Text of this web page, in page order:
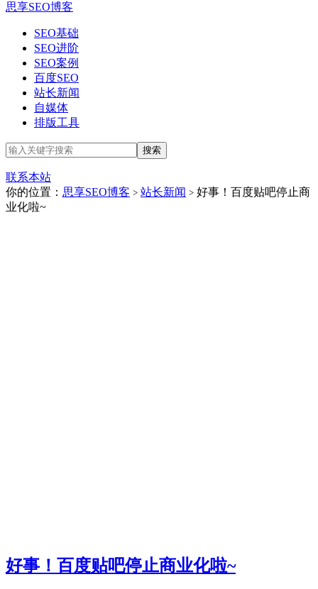
思享SEO博客
SEO基础
SEO进阶
SEO案例
百度SEO
站长新闻
自媒体
排版工具
联系本站
你的位置： 思享SEO博客 > 站长新闻 > 好事！百度贴吧停止商
业化啦~
好事！百度贴吧停止商业化啦~